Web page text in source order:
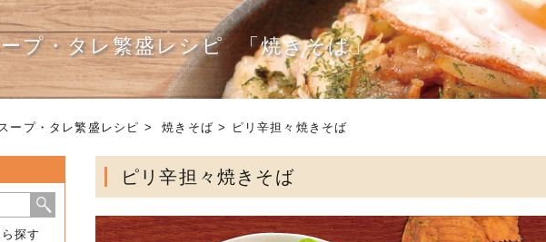
プ・タレ繁盛レシピ 「焼きそば」
ープ・タレ繁盛レシピ >焼きそば > ピリ辛担々焼きそば
ピリ辛担々焼きそば
探す